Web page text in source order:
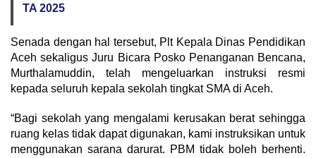
TA 2025
Senada dengan hal tersebut, Plt Kepala Dinas Pendidikan
Aceh sekaligus Juru Bicara Posko Penanganan Bencana,
Murthalamuddin, telah mengeluarkan instruksi resmi
kepada seluruh kepala sekolah tingkat SMA di Aceh.
“Bagi sekolah yang mengalami kerusakan berat sehingga
ruang kelas tidak dapat digunakan, kami instruksikan untuk
menggunakan sarana darurat. PBM tidak boleh berhenti.